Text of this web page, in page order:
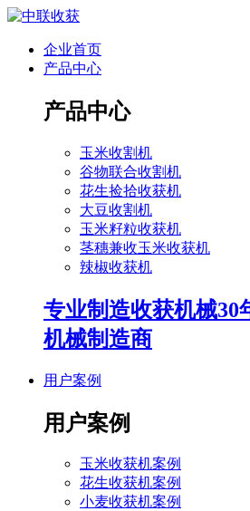
企业首页
产品中心
产品中心
玉米收割机
谷物联合收割机
花生捡拾收获机
大豆收割机
玉米籽粒收获机
茎穗兼收玉米收获机
辣椒收获机
专业制造收获机械30
机械制造商
用户案例
用户案例
玉米收获机案例
花生收获机案例
小麦收获机案例